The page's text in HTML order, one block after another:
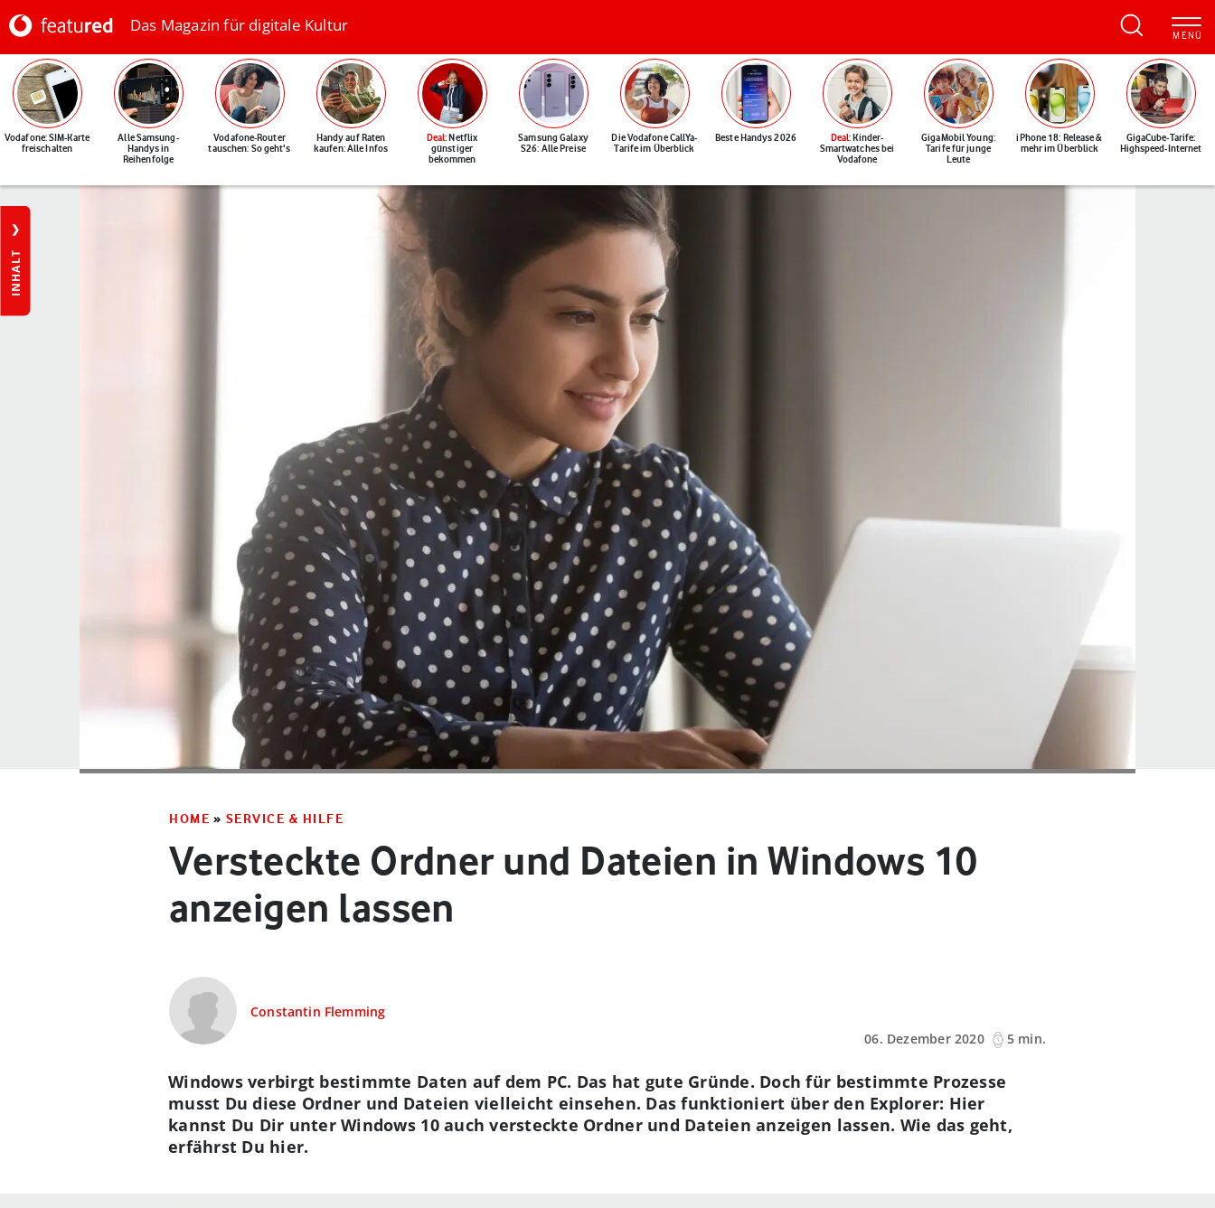
Das Magazin für digitale Kultur
Vodafone: SIM-Karte
freischalten
Alle Samsung-
Handys in
Reihenfolge
Vodafone-Router
tauschen: So geht's
Handy auf Raten
kaufen: Alle Infos
Deal: Netflix
günstiger
bekommen
Samsung Galaxy
S26: Alle Preise
Die Vodafone CallYa-
Tarife im Überblick
Beste Handys 2026 Deal: Kinder-
Smartwatches bei
Vodafone
GigaMobil Young:
Tarife für junge
Leute
iPhone 18: Release &
mehr im Überblick
GigaCube-Tarife:
Highspeed-Internet
INHALT
HOME » SERVICE & HILFE
Versteckte Ordner und Dateien in Windows 10
anzeigen lassen
Constantin Flemming
06. Dezember 2020
5 min.
Windows verbirgt bestimmte Daten auf dem PC. Das hat gute Gründe. Doch für bestimmte Prozesse
musst Du diese Ordner und Dateien vielleicht einsehen. Das funktioniert über den Explorer: Hier
kannst Du Dir unter Windows 10 auch versteckte Ordner und Dateien anzeigen lassen. Wie das geht,
erfährst Du hier.